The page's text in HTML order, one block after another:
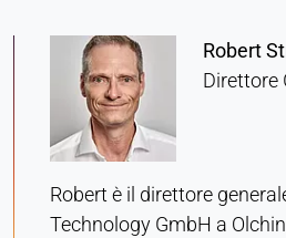
Robert
Direttore
Robert è il direttore
Technology GmbH a
LinkedIn
Name:
bcookie, li_gc, lidc
Provider:
Società LinkedIn